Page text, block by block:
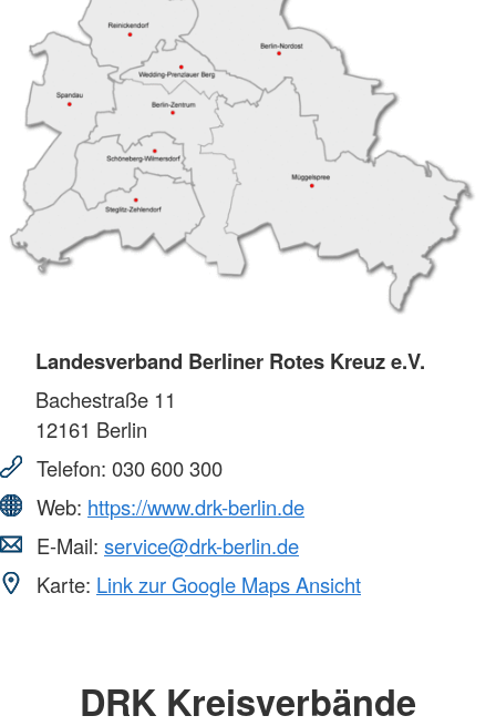
Landesverband Berliner Rotes Kreuz e.V.
Bachestraße 11
12161 Berlin
Telefon: 030 600 300
Web: https://www.drk-berlin.de
E-Mail: service@drk-berlin.de
Karte: Link zur Google Maps Ansicht
DRK Kreisverbände